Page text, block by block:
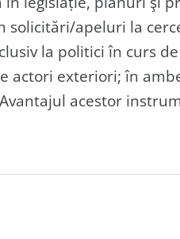
solicitări/apeluri la
la politici în curs
actori exteriori; în
acestor